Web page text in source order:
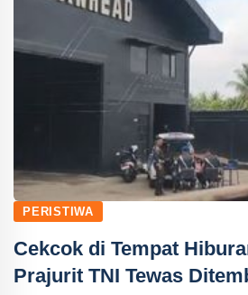
PERISTIWA
Cekcok di Tempat
Prajurit TNI Tewas